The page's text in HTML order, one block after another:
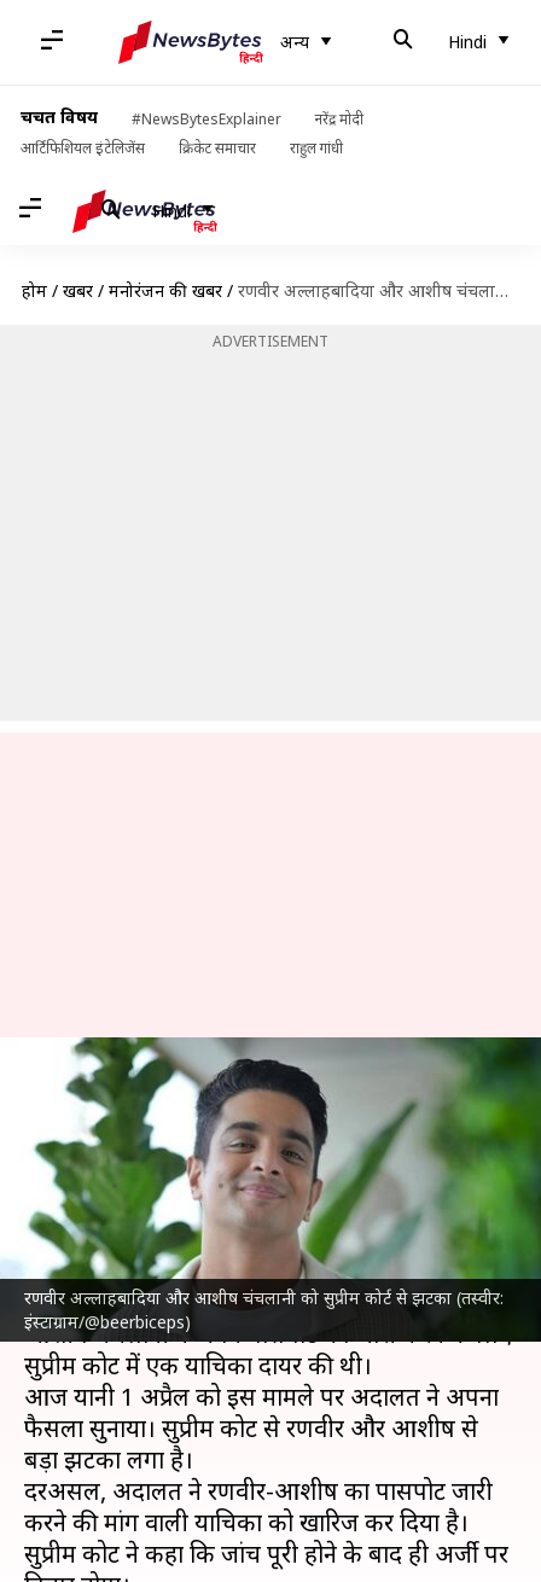
अन्य Hindi
चर्चित विषय #NewsBytesExplainer
नरेंद्र मोदी
आर्टिफिशियल इंटेलिजेंस
क्रिकेट समाचार राहुल गांधी
Hindi
होम / खबरें / मनोरंजन की खबरें / रणवीर अल्लाहबादिया और आशीष चंचलानी को अदालत से झटका, जांच पूरी होने तक नहीं मिलेगा पासपोर्ट
ADVERTISEMENT
रणवीर अल्लाहबादिया और आशीष चंचलानी को सुप्रीम कोर्ट से झटका (तस्वीर:
इंस्टाग्राम/@beerbiceps)
रणवीर अल्लाहबादिया और आशीष
चंचलानी को अदालत से झटका, जांच
पूरी होने तक नहीं मिलेगा पासपोर्ट
दीक्षा शर्मा Apr 01, 2025 04:43 pm
क्या है खबर?
जाने-माने यूट्यूबररणवीर अल्लाहबादियाऔर कॉमेडियन
आशीष चंचलानी ने अपने पासपोर्ट को जारी करने के लिए
सुप्रीम कोर्ट में एक याचिका दायर की थी।
आज यानी 1 अप्रैल को इस मामले पर अदालत ने अपना
फैसला सुनाया। सुप्रीम कोर्ट से रणवीर और आशीष से
बड़ा झटका लगा है।
दरअसल, अदालत ने रणवीर-आशीष का पासपोर्ट जारी
करने की मांग वाली याचिका को खारिज कर दिया है।
सुप्रीम कोर्ट ने कहा कि जांच पूरी होने के बाद ही अर्जी पर